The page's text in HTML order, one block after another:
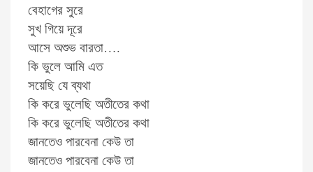
বেহাগের সুরে
সুখ গিয়ে দূরে
আসে অশুভ বারতা….
কি ভুলে আমি এত
সয়েছি যে ব্যথা
কি করে ভুলেছি অতীতের কথা
কি করে ভুলেছি অতীতের কথা
জানতেও পারবেনা কেউ তা
জানতেও পারবেনা কেউ তা